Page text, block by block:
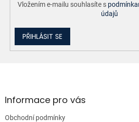
Vložením e-mailu souhlasíte s
údajů
PŘIHLÁSIT SE
aInformace pro vás
Obchodní podmínky